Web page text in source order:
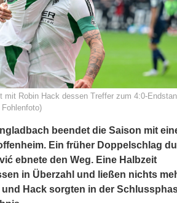
mit Robin Hack dessen Treffer zum 4:0-
beendet die Saison mit
Ein früher Doppelschlag
ebnete den Weg. Eine Halbzeit
in Überzahl und ließen nichts
Hack sorgten in der